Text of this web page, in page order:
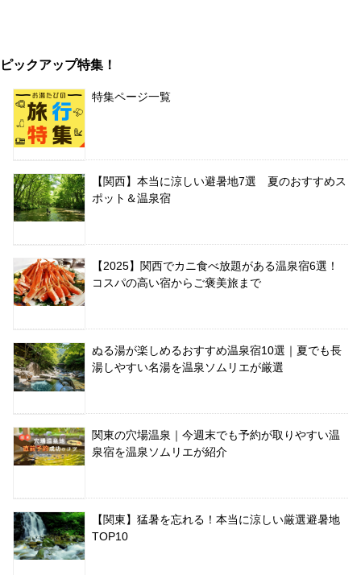
ピックアップ特集！
特集ページ一覧
【関西】本当に涼しい避暑地7選 夏のおすすめス
ポット＆温泉宿
【2025】関西でカニ食べ放題がある温泉宿6選！
コスパの高い宿からご褒美旅まで
ぬる湯が楽しめるおすすめ温泉宿10選｜夏でも長
湯しやすい名湯を温泉ソムリエが厳選
関東の穴場温泉｜今週末でも予約が取りやすい温
泉宿を温泉ソムリエが紹介
【関東】猛暑を忘れる！本当に涼しい厳選避暑地
TOP10